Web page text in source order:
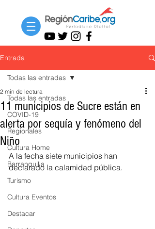
Entrada
Todas las entradas
COVID-19
Regionales
Cultura Home
Barranquilla
Turismo
Cultura Eventos
Destacar
Todas las entradas
11 municipios de Sucre están en
alerta por sequía y fenómeno del
Niño
2 min de lectura
A la fecha siete municipios han
declarado la calamidad pública.